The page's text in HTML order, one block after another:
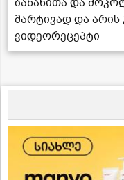
მარტივად და არის
ვიდეორეცეპტი